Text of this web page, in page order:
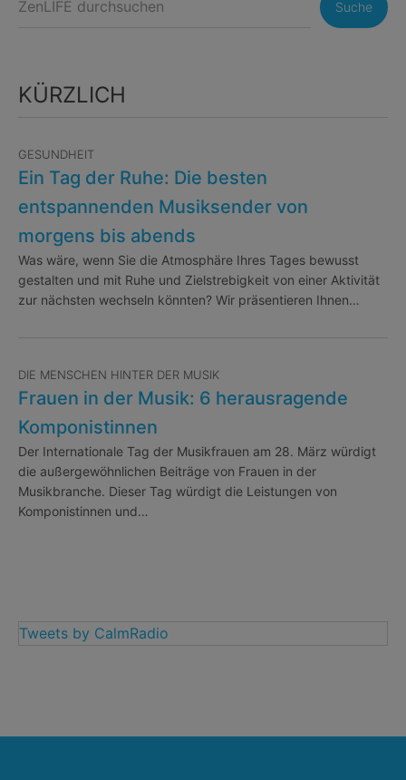
Suche
KÜRZLICH
GESUNDHEIT
Ein Tag der Ruhe: Die besten
entspannenden Musiksender von
morgens bis abends
Was wäre, wenn Sie die Atmosphäre Ihres Tages bewusst
gestalten und mit Ruhe und Zielstrebigkeit von einer Aktivität
zur nächsten wechseln könnten? Wir präsentieren Ihnen…
DIE MENSCHEN HINTER DER MUSIK
Frauen in der Musik: 6 herausragende
Komponistinnen
Der Internationale Tag der Musikfrauen am 28. März würdigt
die außergewöhnlichen Beiträge von Frauen in der
Musikbranche. Dieser Tag würdigt die Leistungen von
Komponistinnen und…
Tweets by CalmRadio